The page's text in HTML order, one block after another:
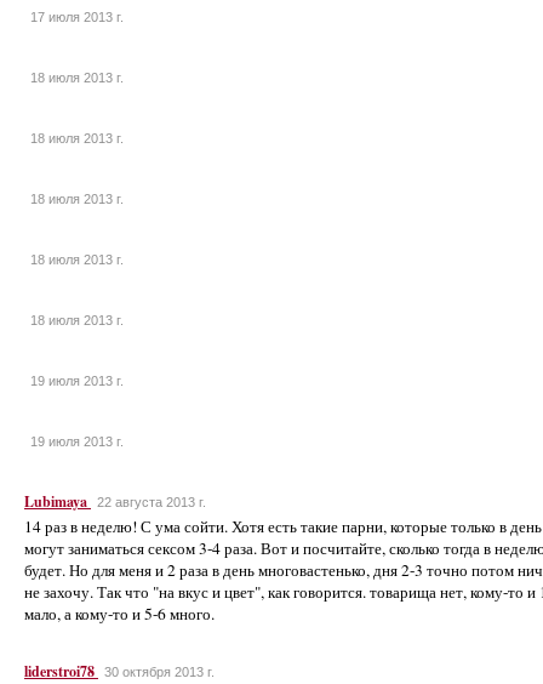
17 июля 2013 г.
18 июля 2013 г.
18 июля 2013 г.
18 июля 2013 г.
18 июля 2013 г.
18 июля 2013 г.
19 июля 2013 г.
19 июля 2013 г.
Lubimaya 22 августа 2013 г.
14 раз в неделю! С ума сойти. Хотя есть такие парни, которые только в день
могут заниматься сексом 3-4 раза. Вот и посчитайте, сколько тогда в
будет. Но для меня и 2 раза в день многовастенько, дня 2-3 точно потом
не захочу. Так что "на вкус и цвет", как говорится. товарища нет, кому-то и
мало, а кому-то и 5-6 много.
liderstroi78 30 октября 2013 г.